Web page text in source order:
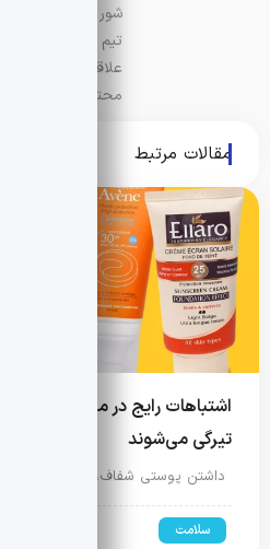
شور و تخصص در
تیم ما شامل گروهی
علاقه‌مندان به
محتوایی جذاب،
مقالات مرتبط
اشتباهات رایج در مراقبت
تیرگی می‌شوند
داشتن پوستی شفاف، یکدست و سالم
سلامت